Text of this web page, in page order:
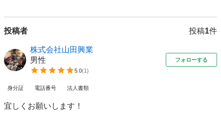
投稿者 投稿1件
株式会社山田興業
男性
5.0(1)
フォローする
身分証 電話番号 法人書類
宜しくお願いします！